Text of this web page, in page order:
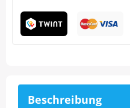
Beschreibung